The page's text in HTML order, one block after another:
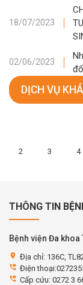
18/07/2023
02/06/2023
DỊCH VỤ
2 3 4
THÔNG TIN
Bệnh viện Đa khoa
location_on Địa chỉ: 136C,
perm_phone_msg Điện
perm_phone_msg Cấp cứu: 0272 3